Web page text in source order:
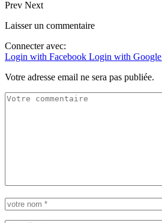
Prev Next
Laisser un commentaire
Connecter avec:
Login with Facebook Login with Google
Votre adresse email ne sera pas publiée.